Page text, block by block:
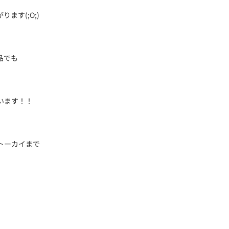
ります(;O;)
でも
ます！！
ーカイまで